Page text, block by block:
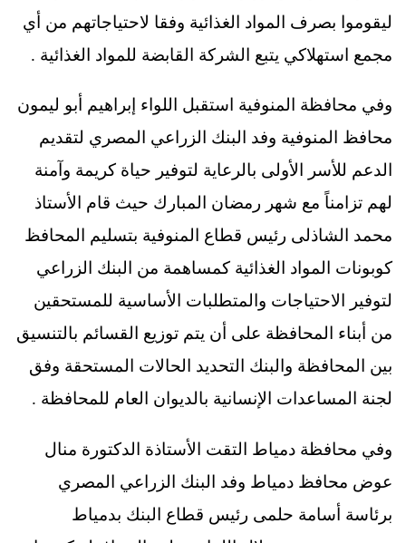
ليقوموا بصرف المواد الغذائية وفقا لاحتياجاتهم من أي
مجمع استهلاكي يتبع الشركة القابضة للمواد الغذائية .
وفي محافظة المنوفية استقبل اللواء إبراهيم أبو ليمون
محافظ المنوفية وفد البنك الزراعي المصري لتقديم
الدعم للأسر الأولى بالرعاية لتوفير حياة كريمة وآمنة
لهم تزامناً مع شهر رمضان المبارك حيث قام الأستاذ
محمد الشاذلى رئيس قطاع المنوفية بتسليم المحافظ
كوبونات المواد الغذائية كمساهمة من البنك الزراعي
لتوفير الاحتياجات والمتطلبات الأساسية للمستحقين
من أبناء المحافظة على أن يتم توزيع القسائم بالتنسيق
بين المحافظة والبنك التحديد الحالات المستحقة وفق
لجنة المساعدات الإنسانية بالديوان العام للمحافظة .
وفي محافظة دمياط التقت الأستاذة الدكتورة منال
عوض محافظ دمياط وفد البنك الزراعي المصري
برئاسة أسامة حلمى رئيس قطاع البنك بدمياط